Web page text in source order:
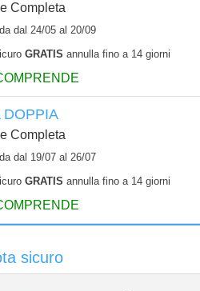
Completa
dal 24/05al 20/09
GRATIS annulla fino a 14 giorni
DOPPIA
Completa
dal 19/07al 26/07
GRATIS annulla fino a 14 giorni
sicuro